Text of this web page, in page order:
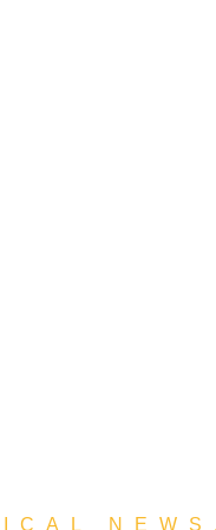
NEWS